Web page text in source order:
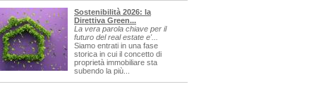
Sostenibilità 2026: la
Direttiva Green...
La vera parola chiave per il
futuro del real estate e'...
Siamo entrati in una fase
storica in cui il concetto di
proprietà immobiliare sta
subendo la più...